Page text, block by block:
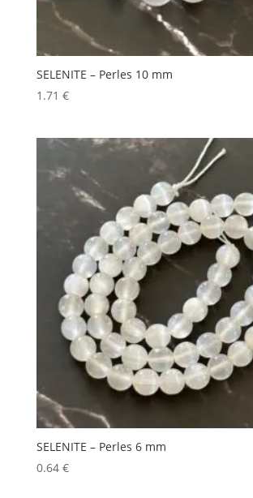
SELENITE – Perles 10 mm
1.71 €
SELENITE – Perles 6 mm
0.64 €